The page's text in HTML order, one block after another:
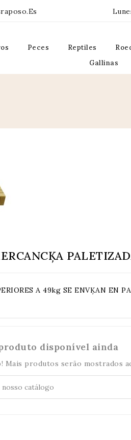
Peces Reptiles
Gallinas
A 49kg SE ENVĶAN EN
disponível ainda
Mais produtos serão mostrados